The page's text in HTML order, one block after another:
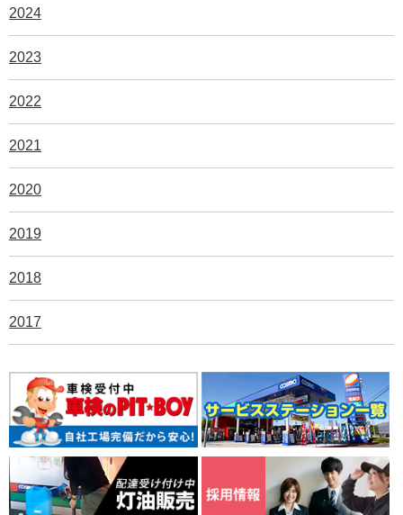
2024
2023
2022
2021
2020
2019
2018
2017